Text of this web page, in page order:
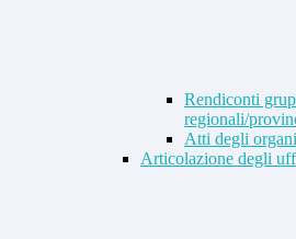
Rendiconti
regionali/
Atti degli
Articolazione degli